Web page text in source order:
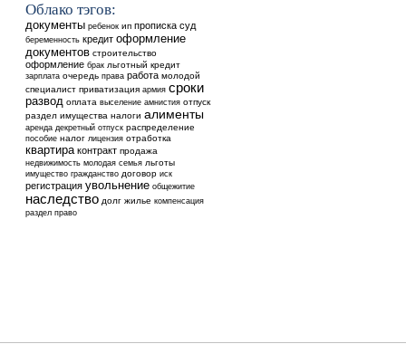
Облако тэгов:
документы ребенок ип прописка суд
беременность кредит оформление
документов строительство
оформление брак льготный кредит
зарплата очередь права работа молодой
специалист приватизация армия сроки
развод оплата выселение амнистия отпуск
раздел имущества налоги алименты
аренда декретный отпуск распределение
пособие налог лицензия отработка
квартира контракт продажа
недвижимость молодая семья льготы
имущество гражданство договор иск
регистрация увольнение общежитие
наследство долг жилье компенсация
раздел право